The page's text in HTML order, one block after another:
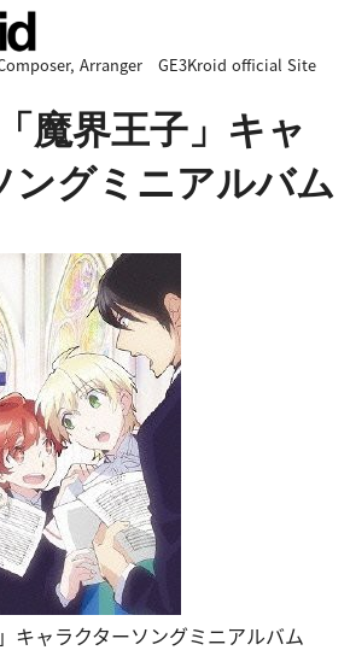
Arranger GE3Kroid official Site
魔界王子」キャ
ングミニアルバム
キャラクターソングミニアルバム